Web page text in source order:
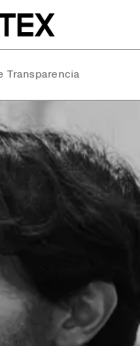
Transparencia